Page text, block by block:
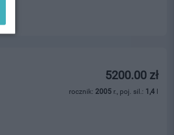
5200.00 zł
rocznik: 2005 r., poj. sil.: 1,4 l